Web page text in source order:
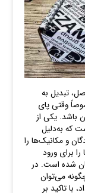
تبدیل به
وقتی پای
باشد. یکی از
که به‌دلیل
و مکانیک‌ها را
برای ورود
شده است. در
می‌توان
با تاکید بر